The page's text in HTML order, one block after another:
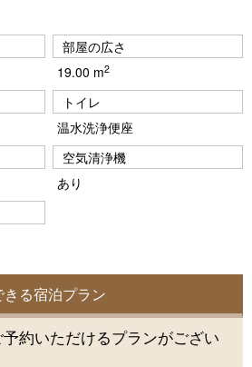
部屋の広さ
19.00 m2
トイレ
温水洗浄便座
空気清浄機
あり
る宿泊プラン
約いただけるプランがござい